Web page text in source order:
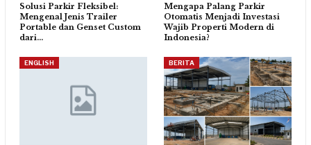
Solusi Parkir Fleksibel:
Mengenal Jenis Trailer
Portable dan Genset Custom
dari…
Mengapa Palang Parkir
Otomatis Menjadi Investasi
Wajib Properti Modern di
Indonesia?
ENGLISH BERITA